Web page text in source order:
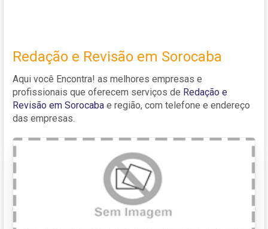
Redação e Revisão em Sorocaba
Aqui você Encontra! as melhores empresas e
profissionais que oferecem serviços de Redação e
Revisão em Sorocaba e região, com telefone e endereço
das empresas.